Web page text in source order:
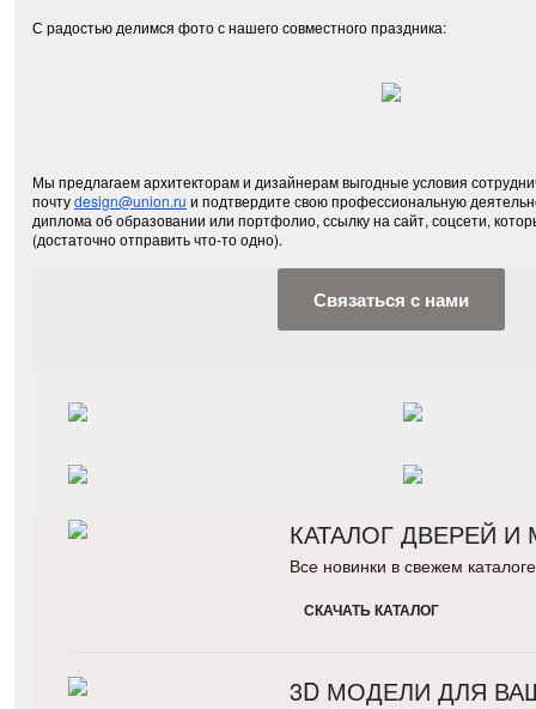
С радостью делимся фото с нашего совместного праздника:
Мы предлагаем архитекторам и дизайнерам выгодные условия
почтуdesign@union.ru и подтвердите свою профессиональную
диплома об образовании или портфолио, ссылку на сайт, соцсети,
(достаточно отправить что-то одно).
Связаться с нами
КАТАЛОГ ДВЕРЕЙ И
Все новинки в свежем каталоге
СКАЧАТЬ КАТАЛОГ
3D МОДЕЛИ ДЛЯ